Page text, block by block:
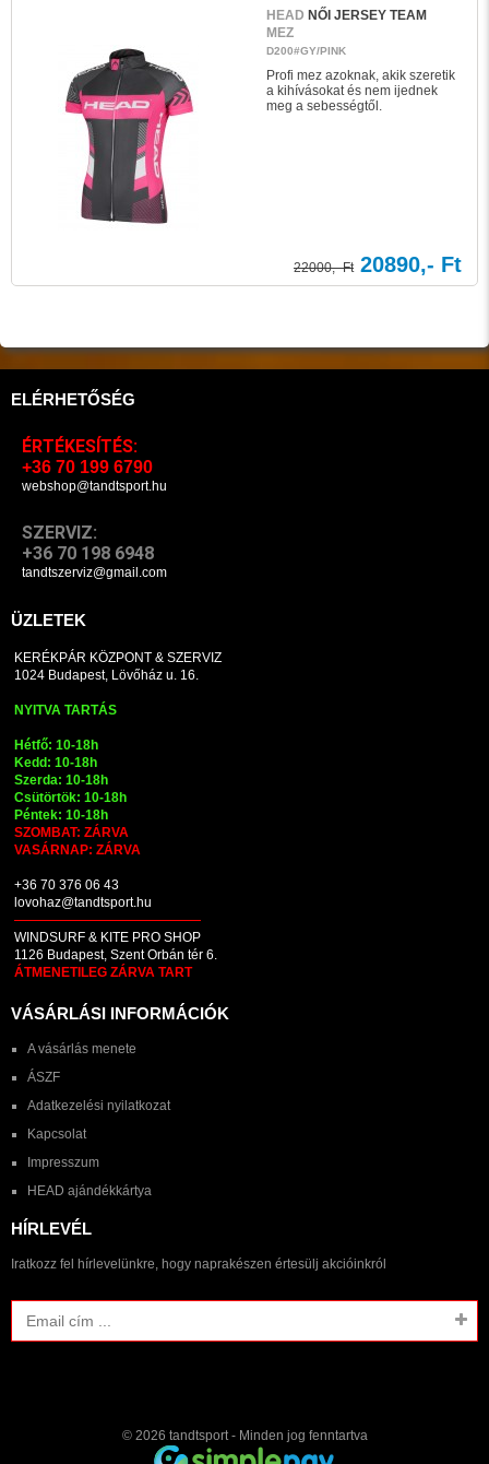
HEAD NŐI JERSEY TEAM
MEZ
D200#GY/PINK
Profi mez azoknak, akik szeretik
a kihívásokat és nem ijednek
meg a sebességtől.
22000,- Ft 20890,- Ft
ELÉRHETŐSÉG
ÉRTÉKESÍTÉS:
+36 70 199 6790
webshop@tandtsport.hu
SZERVIZ:
+36 70 198 6948
tandtszerviz@gmail.com
ÜZLETEK
KERÉKPÁR KÖZPONT & SZERVIZ
1024 Budapest, Lövőház u. 16.
NYITVA TARTÁS
Hétfő: 10-18h
Kedd: 10-18h
Szerda: 10-18h
Csütörtök: 10-18h
Péntek: 10-18h
SZOMBAT: ZÁRVA
VASÁRNAP: ZÁRVA
+36 70 376 06 43
lovohaz@tandtsport.hu
WINDSURF & KITE PRO SHOP
1126 Budapest, Szent Orbán tér 6.
ÁTMENETILEG ZÁRVA TART
VÁSÁRLÁSI INFORMÁCIÓK
A vásárlás menete
ÁSZF
Adatkezelési nyilatkozat
Kapcsolat
Impresszum
HEAD ajándékkártya
HÍRLEVÉL
Iratkozz fel hírlevelünkre, hogy naprakészen értesülj akcióinkról
© 2026 tandtsport- Minden jog fenntartva